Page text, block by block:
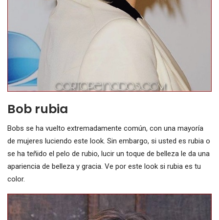
Bob rubia
Bobs se ha vuelto extremadamente común, con una mayoría
de mujeres luciendo este look. Sin embargo, si usted es rubia o
se ha teñido el pelo de rubio, lucir un toque de belleza le da una
apariencia de belleza y gracia. Ve por este look si rubia es tu
color.